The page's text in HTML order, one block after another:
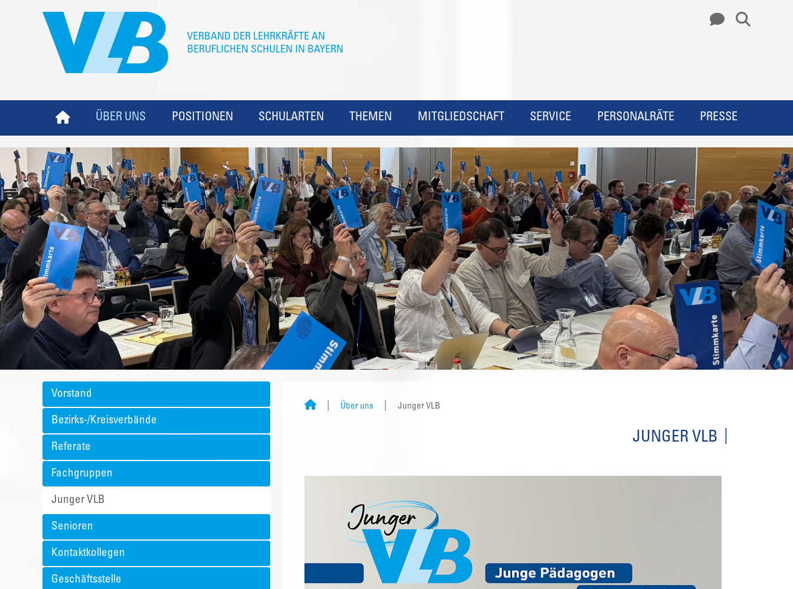
ÜBER UNS POSITIONEN SCHULARTEN THEMEN MITGLIEDSCHAFT SERVICE PERSONALRÄTE PRESSE
Vorstand
Bezirks-/Kreisverbände
Referate
Fachgruppen
Junger VLB
Senioren
Kontaktkollegen
Geschäftsstelle
Über uns Junger VLB
JUNGER VLB